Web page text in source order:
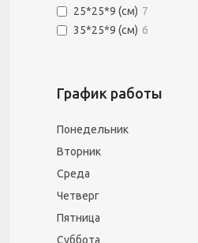
25*25*9 (см) 7
35*25*9 (см) 6
График работы
Понедельник
Вторник
Среда
Четверг
Пятница
Суббота